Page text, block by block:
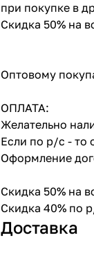
при покупке в
Скидка 50% на
Оптовому
ОПЛАТА:
Желательно
Если по р/с - то
Оформление
Скидка 50% на
Скидка 40% по
Доставка